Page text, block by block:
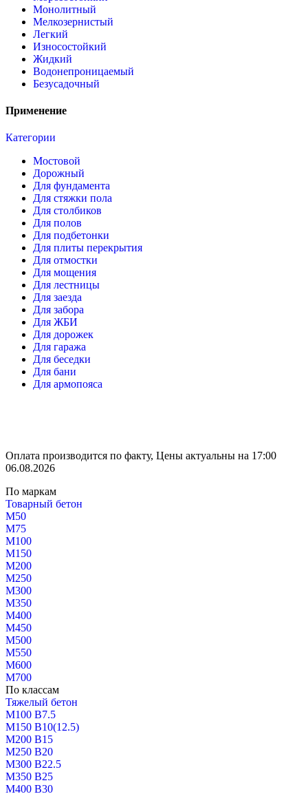
Монолитный
Мелкозернистый
Легкий
Износостойкий
Жидкий
Водонепроницаемый
Безусадочный
Применение
Категории
Мостовой
Дорожный
Для фундамента
Для стяжки пола
Для столбиков
Для полов
Для подбетонки
Для плиты перекрытия
Для отмостки
Для мощения
Для лестницы
Для заезда
Для забора
Для ЖБИ
Для дорожек
Для гаража
Для беседки
Для бани
Для армопояса
Оплата производится по факту, Цены актуальны на 17:00
06.08.2026
По маркам
Товарный бетон
М50
М75
М100
М150
М200
М250
М300
М350
М400
М450
М500
М550
М600
М700
По классам
Тяжелый бетон
М100 В7.5
М150 В10(12.5)
М200 В15
М250 В20
М300 В22.5
М350 В25
М400 В30